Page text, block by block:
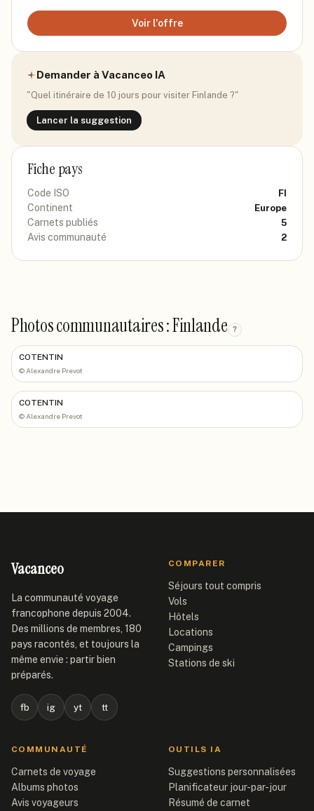
Voir l'offre
Demander à Vacanceo IA
"Quel itinéraire de 10 jours pour visiter Finlande ?"
Lancer la suggestion
Fiche pays
Code ISO FI
Continent Europe
Carnets publiés 5
Avis communauté 2
Photos communautaires : Finlande ?
COTENTIN
© Alexandre Prevot
COTENTIN
© Alexandre Prevot
Vacanceo
La communauté voyage
francophone depuis 2004.
Des millions de membres, 180
pays racontés, et toujours la
même envie : partir bien
préparés.
fb ig yt tt
COMPARER
Séjours tout compris
Vols
Hôtels
Locations
Campings
Stations de ski
COMMUNAUTÉ
Carnets de voyage
Albums photos
Avis voyageurs
OUTILS IA
Suggestions personnalisées
Planificateur jour-par-jour
Résumé de carnet